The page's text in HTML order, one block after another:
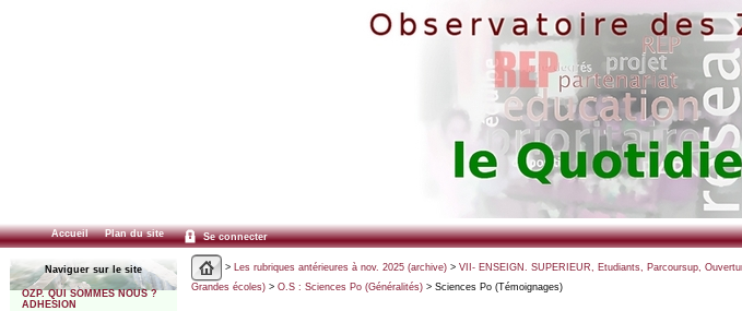
Accueil Plan du site Se connecter
Naviguer sur le site
OZP. QUI SOMMES NOUS ?
ADHESION
> Les rubriques antérieures à nov. 2025 (archive)> VII- ENSEIGN. SUPERIEUR, Etudiants, Parcoursup,
Grandes écoles)> O.S : Sciences Po (Généralités)> Sciences Po (Témoignages)